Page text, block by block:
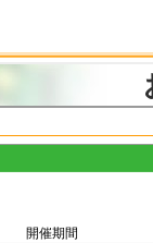
開催期間